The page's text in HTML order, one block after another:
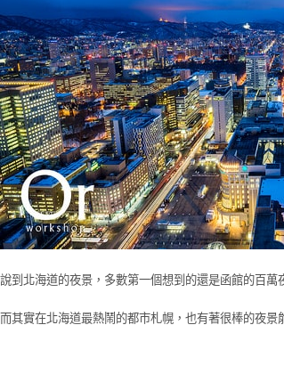
說到北海道的夜景，多數第一個想到的還是函館的百萬
而其實在北海道最熱鬧的都市札幌，也有著很棒的夜